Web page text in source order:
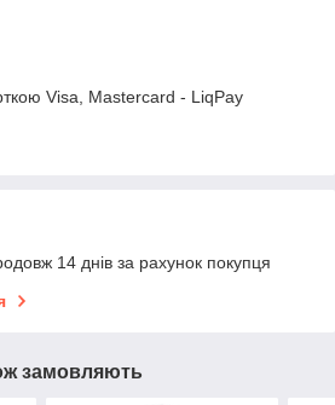
Visa, Mastercard - LiqPay
14 днів за рахунок покупця
замовляють